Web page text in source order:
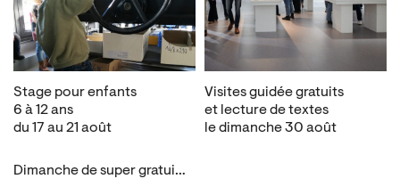
Stage pour enfants
6 à 12 ans
du 17 au 21 août
Visites guidée gratuits
et lecture de textes
le dimanche 30 août
Dimanche de super gratuité